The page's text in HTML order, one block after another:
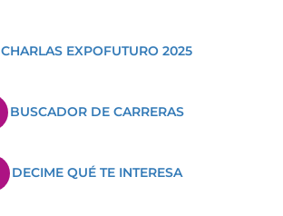
CHARLAS EXPOFUTURO 2025
BUSCADOR DE CARRERAS
DECIME QUÉ TE INTERESA